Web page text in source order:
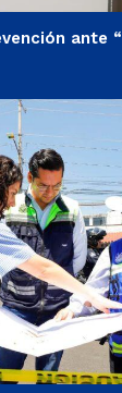
ante